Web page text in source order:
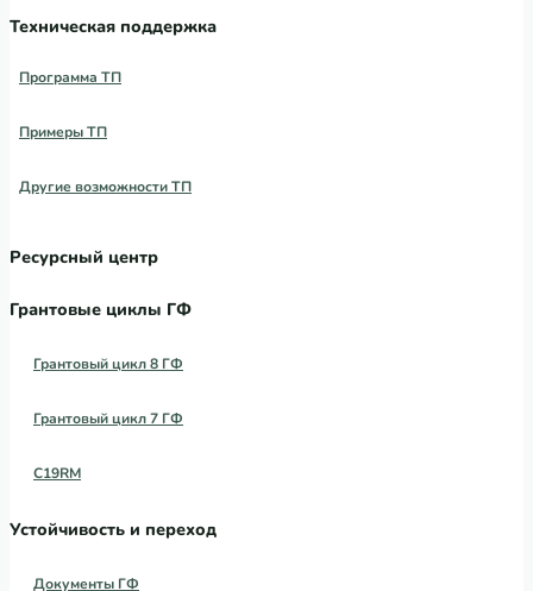
Техническая поддержка
Программа ТП
Примеры ТП
Другие возможности ТП
Ресурсный центр
Грантовые циклы ГФ
Грантовый цикл 8 ГФ
Грантовый цикл 7 ГФ
C19RM
Устойчивость и переход
Документы ГФ